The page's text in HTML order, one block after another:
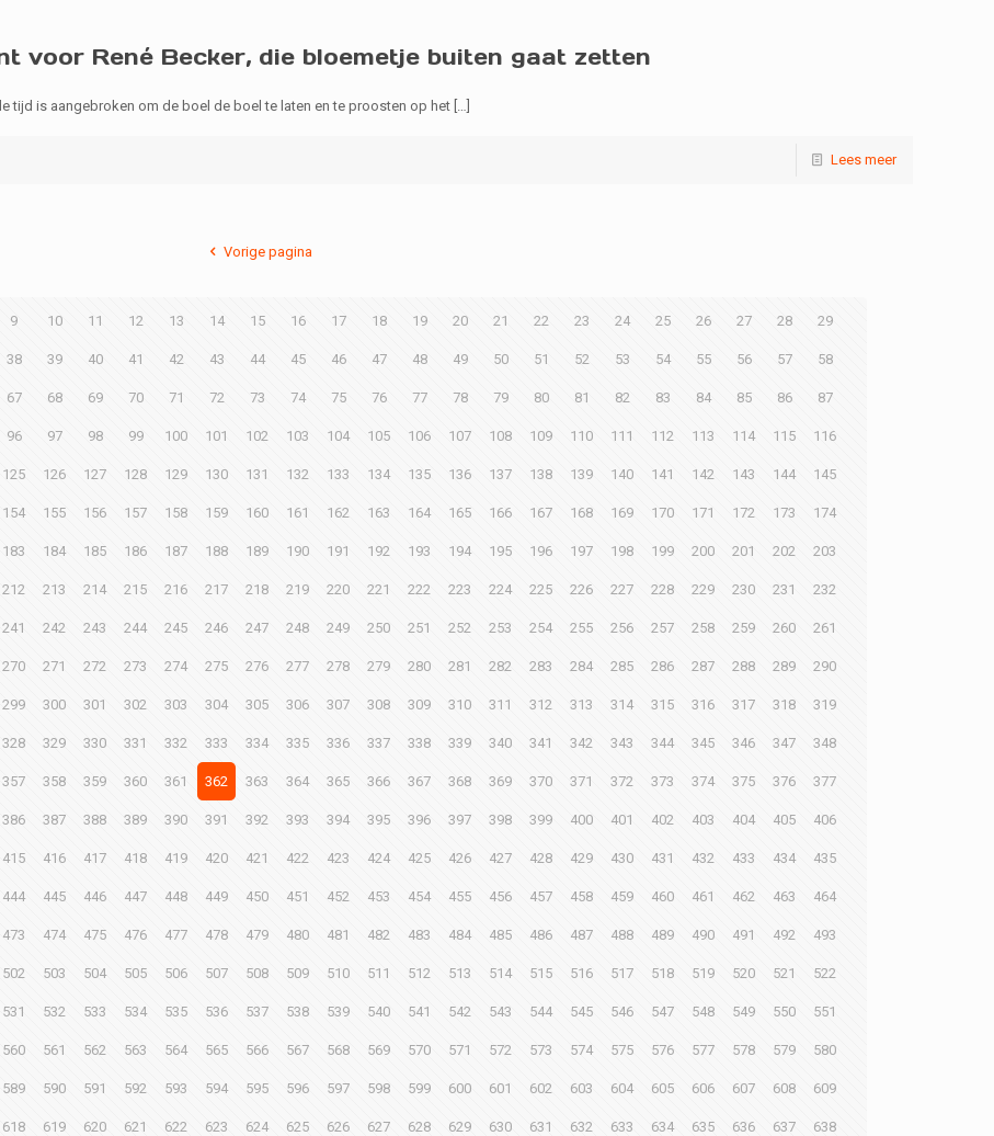
voor René Becker, die bloemetje buiten gaat zetten
tijd is aangebroken om de boel de boel te laten en te proosten op het […]
Lees meer
Vorige pagina
9 10 11 12 13 14 15 16 17 18 19 20 21 22 23 24 25 26 27 28 29
38 39 40 41 42 43 44 45 46 47 48 49 50 51 52 53 54 55 56 57 58
67 68 69 70 71 72 73 74 75 76 77 78 79 80 81 82 83 84 85 86 87
96 97 98 99 100 101 102 103 104 105 106 107 108 109 110 111 112 113 114 115 116
125 126 127 128 129 130 131 132 133 134 135 136 137 138 139 140 141 142 143 144 145
154 155 156 157 158 159 160 161 162 163 164 165 166 167 168 169 170 171 172 173 174
183 184 185 186 187 188 189 190 191 192 193 194 195 196 197 198 199 200 201 202 203
212 213 214 215 216 217 218 219 220 221 222 223 224 225 226 227 228 229 230 231 232
241 242 243 244 245 246 247 248 249 250 251 252 253 254 255 256 257 258 259 260 261
270 271 272 273 274 275 276 277 278 279 280 281 282 283 284 285 286 287 288 289 290
299 300 301 302 303 304 305 306 307 308 309 310 311 312 313 314 315 316 317 318 319
328 329 330 331 332 333 334 335 336 337 338 339 340 341 342 343 344 345 346 347 348
357 358 359 360 361 362 363 364 365 366 367 368 369 370 371 372 373 374 375 376 377
386 387 388 389 390 391 392 393 394 395 396 397 398 399 400 401 402 403 404 405 406
415 416 417 418 419 420 421 422 423 424 425 426 427 428 429 430 431 432 433 434 435
444 445 446 447 448 449 450 451 452 453 454 455 456 457 458 459 460 461 462 463 464
473 474 475 476 477 478 479 480 481 482 483 484 485 486 487 488 489 490 491 492 493
502 503 504 505 506 507 508 509 510 511 512 513 514 515 516 517 518 519 520 521 522
531 532 533 534 535 536 537 538 539 540 541 542 543 544 545 546 547 548 549 550 551
560 561 562 563 564 565 566 567 568 569 570 571 572 573 574 575 576 577 578 579 580
589 590 591 592 593 594 595 596 597 598 599 600 601 602 603 604 605 606 607 608 609
618 619 620 621 622 623 624 625 626 627 628 629 630 631 632 633 634 635 636 637 638